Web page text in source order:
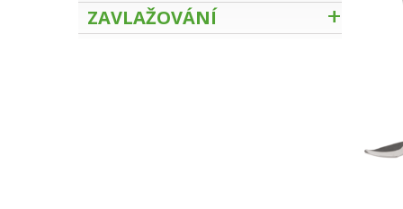
ZAVLAŽOVÁNÍ